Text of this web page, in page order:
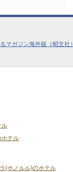
マガジン海外版（昭文社）
ル
ホテル
(ホノルル)のホテル